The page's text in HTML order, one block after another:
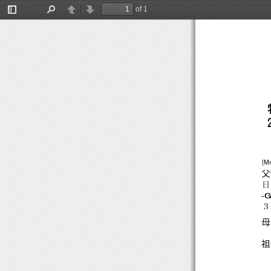
Toggle
PreviousNext
of 1
父
-
母